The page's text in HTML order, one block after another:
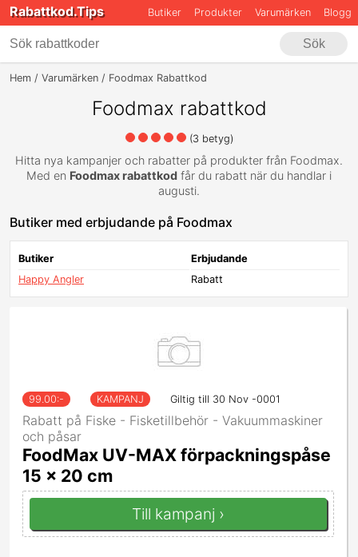
Rabattkod.Tips Butiker Produkter Varumärken Blogg
Sök
Hem Varumärken Foodmax Rabattkod
Foodmax rabattkod
(3 betyg)
Hitta nya kampanjer och rabatter på produkter från Foodmax.
Med en Foodmax rabattkod får du rabatt när du handlar i
augusti.
Butiker med erbjudande på Foodmax
Butiker
Erbjudande
Happy Angler
Rabatt
99.00:- KAMPANJ Giltig till 30 Nov -0001
Rabatt på Fiske - Fisketillbehör - Vakuummaskiner
och påsar
FoodMax UV-MAX förpackningspåse
15 x 20 cm
Till kampanj ›